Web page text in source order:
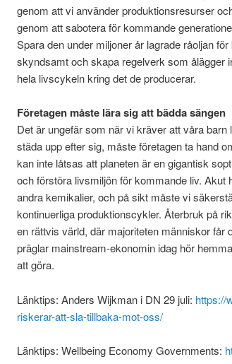
genom att vi använder produktionsresurser
genom att sabotera för kommande
Spara den under miljoner år lagrade råoljan
skyndsamt och skapa regelverk som ålägger
hela livscykeln kring det de producerar.
Företagen måste lära sig att bädda sängen
Det är ungefär som när vi kräver att våra
städa upp efter sig, måste företagen ta hand
kan inte låtsas att planeten är en gigantisk
och förstöra livsmiljön för kommande liv. Akut
andra kemikalier, och på sikt måste vi
kontinuerliga produktionscykler. Återbruk på
en rättvis värld, där majoriteten människor får
präglar mainstream-ekonomin idag hör
att göra.
Länktips: Anders Wijkman i DN 29 juli: https://
riskerar-att-sla-tillbaka-mot-oss/
Länktips: Wellbeing Economy Governments: